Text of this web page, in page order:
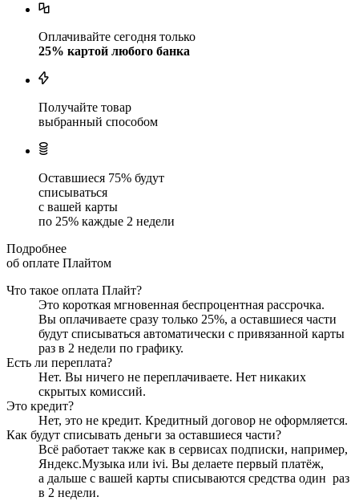
Оплачивайте сегодня только
25% картой любого банка
Получайте товар
выбранный способом
Оставшиеся 75% будут
списываться
с вашей карты
по 25% каждые 2 недели
Подробнее
об оплате Плайтом
Что такое оплата Плайт?
Это короткая мгновенная беспроцентная рассрочка.
Вы оплачиваете сразу только 25%, а оставшиеся части
будут списываться автоматически с привязанной карты
раз в 2 недели по графику.
Есть ли переплата?
Нет. Вы ничего не переплачиваете. Нет никаких
скрытых комиссий.
Это кредит?
Нет, это не кредит. Кредитный договор не оформляется.
Как будут списывать деньги за оставшиеся части?
Всё работает также как в сервисах подписки, например,
Яндекс.Музыка или ivi. Вы делаете первый платёж,
а дальше с вашей карты списываются средства один раз
в 2 недели.